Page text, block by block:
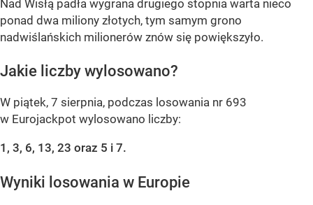
Nad Wisłą padła wygrana drugiego stopnia warta nieco
ponad dwa miliony złotych, tym samym grono
nadwiślańskich milionerów znów się powiększyło.
Jakie liczby wylosowano?
W piątek, 7 sierpnia, podczas losowania nr 693
w Eurojackpot wylosowano liczby:
1, 3, 6, 13, 23 oraz 5 i 7.
Wyniki losowania w Europie